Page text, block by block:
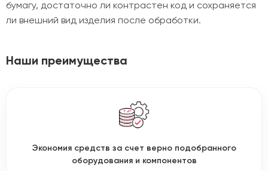
бумагу, достаточно ли контрастен код и сохраняется
ли внешний вид изделия после обработки.
Наши преимущества
Экономия средств за счет верно подобранного
оборудования и компонентов